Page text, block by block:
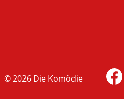
© 2026 Die Komödie